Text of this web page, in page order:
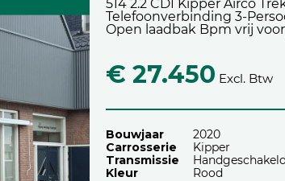
514 2.2 CDI Kipper Airco
Telefoonverbinding 3-
Open laadbak Bpm vrij
€ 27.450 Excl. Btw
Bouwjaar
2020
Carrosserie
Kipper
Transmissie
Kleur
Rood